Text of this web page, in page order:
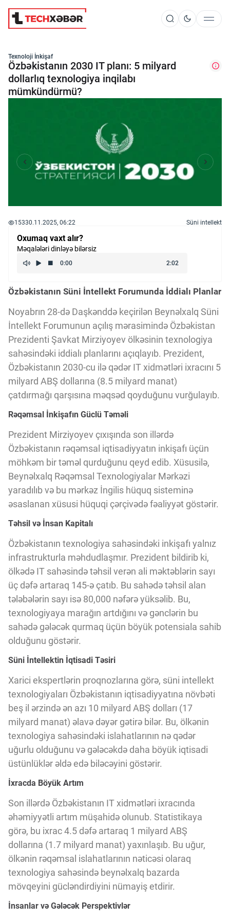
Süni İntellekt
Elm və Kosmos
İnnovasiya və Startaplar
Robot və Cihazlar
Kriptovalyuta
İSTIFADƏ ŞƏRTLƏRİ
MƏXFİLİK SİYASƏTİ
Haqqımızda
Vizyoner Baxışı
Innovasiya Bələdçisi
Gələcəyin Təhlili
Podkastlar
Texnoloji İnkişaf
Özbəkistanın 2030 IT planı: 5 milyard
dollarlıq texnologiya inqilabı
mümkündürmü?
15330.11.2025, 06:22 Süni intellekt
Oxumaq vaxt alır?
Məqalələri dinləyə bilərsiz
Özbəkistanın Süni İntellekt Forumunda İddialı Planlar
Noyabrın 28-də Daşkənddə keçirilən Beynəlxalq Süni
İntellekt Forumunun açılış mərasimində Özbəkistan
Prezidenti Şavkat Mirziyoyev ölkəsinin texnologiya
sahəsindəki iddialı planlarını açıqlayıb. Prezident,
Özbəkistanın 2030-cu ilə qədər IT xidmətləri ixracını 5
milyard ABŞ dollarına (8.5 milyard manat)
çatdırmağı qarşısına məqsəd qoyduğunu vurğulayıb.
Rəqəmsal İnkişafın Güclü Təməli
Prezident Mirziyoyev çıxışında son illərdə
Özbəkistanın rəqəmsal iqtisadiyyatın inkişafı üçün
möhkəm bir təməl qurduğunu qeyd edib. Xüsusilə,
Beynəlxalq Rəqəmsal Texnologiyalar Mərkəzi
yaradılıb və bu mərkəz İngilis hüquq sisteminə
əsaslanan xüsusi hüquqi çərçivədə fəaliyyət göstərir.
Təhsil və İnsan Kapitalı
Özbəkistanın texnologiya sahəsindəki inkişafı yalnız
infrastrukturla məhdudlaşmır. Prezident bildirib ki,
ölkədə IT sahəsində təhsil verən ali məktəblərin sayı
üç dəfə artaraq 145-ə çatıb. Bu sahədə təhsil alan
tələbələrin sayı isə 80,000 nəfərə yüksəlib. Bu,
texnologiyaya marağın artdığını və gənclərin bu
sahədə gələcək qurmaq üçün böyük potensiala sahib
olduğunu göstərir.
Süni İntellektin İqtisadi Təsiri
Xarici ekspertlərin proqnozlarına görə, süni intellekt
texnologiyaları Özbəkistanın iqtisadiyyatına növbəti
beş il ərzində ən azı 10 milyard ABŞ dolları (17
milyard manat) əlavə dəyər gətirə bilər. Bu, ölkənin
texnologiya sahəsindəki islahatlarının nə qədər
uğurlu olduğunu və gələcəkdə daha böyük iqtisadi
üstünlüklər əldə edə biləcəyini göstərir.
İxracda Böyük Artım
Son illərdə Özbəkistanın IT xidmətləri ixracında
əhəmiyyətli artım müşahidə olunub. Statistikaya
görə, bu ixrac 4.5 dəfə artaraq 1 milyard ABŞ
dollarına (1.7 milyard manat) yaxınlaşıb. Bu uğur,
ölkənin rəqəmsal islahatlarının nəticəsi olaraq
texnologiya sahəsində beynəlxalq bazarda
mövqeyini gücləndirdiyini nümayiş etdirir.
İnsanlar və Gələcək Perspektivlər